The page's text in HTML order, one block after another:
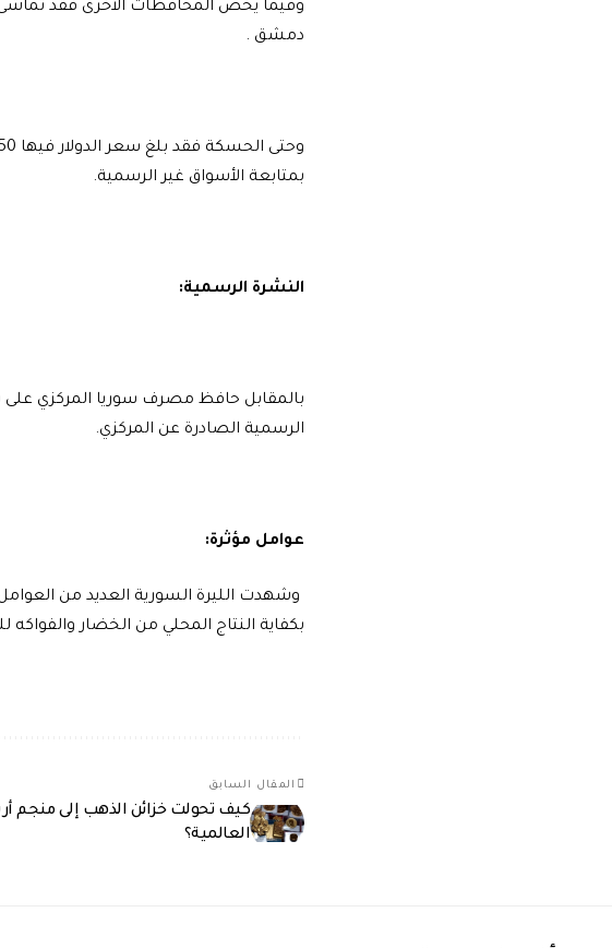
وفيما يخص المحافظات الأخرى فقد
دمشق .
بمتابعة الأسواق غير الرسمية.
النشرة الرسمية:
الرسمية الصادرة عن المركزي.
عوامل مؤثرة:
وشهدت الليرة السورية العديد من
بكفاية النتاج المحلي من الخضار
المقال السابق
كيف تحولت خزائن الذهب إلى منجم
العالمية؟